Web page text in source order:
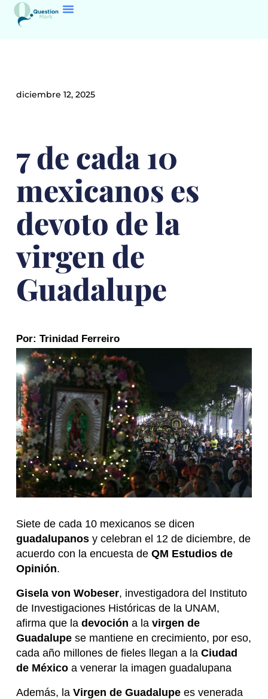
diciembre 12, 2025
7 de cada 10
mexicanos es
devoto de la
virgen de
Guadalupe
Por: Trinidad Ferreiro
Siete de cada 10 mexicanos se dicen
guadalupanosy celebran el 12 de diciembre, de
acuerdo con la encuesta de QM Estudios de
Opinión.
Gisela von Wobeser, investigadora del Instituto
de Investigaciones Históricas de la UNAM,
afirma que la devoción a la virgen de
Guadalupese mantiene en crecimiento, por eso,
cada año millones de fieles llegan a la Ciudad
de Méxicoa venerar la imagen guadalupana
Además, la Virgen de Guadalupees venerada